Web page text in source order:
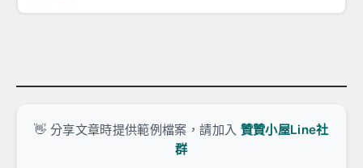
👋 分享文章時提供範例檔案，請加入 贊贊小屋Line社
群